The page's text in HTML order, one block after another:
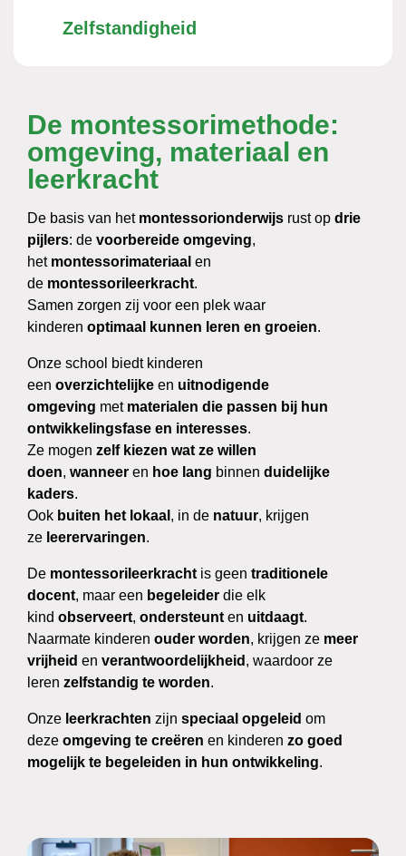
Zelfstandigheid
De montessorimethode:
omgeving, materiaal en
leerkracht
De basis van het montessorionderwijs rust op drie
pijlers: de voorbereide omgeving,
het montessorimateriaal en
de montessorileerkracht.
Samen zorgen zij voor een plek waar
kinderen optimaal kunnen leren en groeien.
Onze school biedt kinderen
een overzichtelijke en uitnodigende
omgeving met materialen die passen bij hun
ontwikkelingsfase en interesses.
Ze mogen zelf kiezen wat ze willen
doen, wanneer en hoe lang binnen duidelijke
kaders.
Ook buiten het lokaal , in de natuur, krijgen
ze leerervaringen.
De montessorileerkracht is geen traditionele
docent, maar een begeleider die elk
kind observeert, ondersteunt en uitdaagt.
Naarmate kinderen ouder worden, krijgen ze meer
vrijheid en verantwoordelijkheid , waardoor ze
leren zelfstandig te worden.
Onze leerkrachten zijn speciaal opgeleid om
deze omgeving te creëren en kinderen zo goed
mogelijk te begeleiden in hun ontwikkeling.